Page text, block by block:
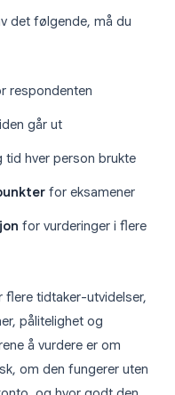
det følgende, må du
respondenten
går ut
tid hver person brukte
for eksamener
for vurderinger i flere
flere tidtaker-utvidelser,
pålitelighet og
å vurdere er om
om den fungerer uten